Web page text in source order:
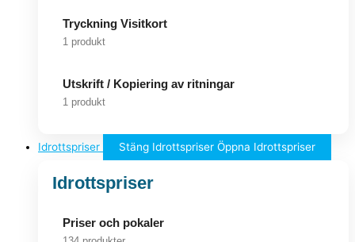
Tryckning Visitkort
1 produkt
Utskrift / Kopiering av ritningar
1 produkt
Idrottspriser Stäng Idrottspriser Öppna Idrottspriser
Idrottspriser
Priser och pokaler